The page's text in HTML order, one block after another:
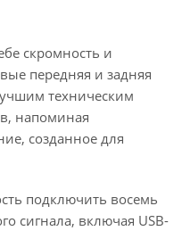
скромность и
передняя и задняя
техническим
напоминая
созданное для
подключить восемь
сигнала, включая USB-